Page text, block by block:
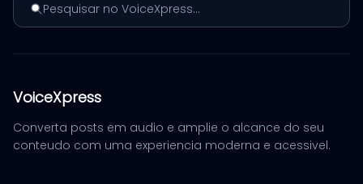
Pesquisar no VoiceXpress...
VoiceXpress
Converta posts em audio e amplie o alcance do seu
conteudo com uma experiencia moderna e acessivel.